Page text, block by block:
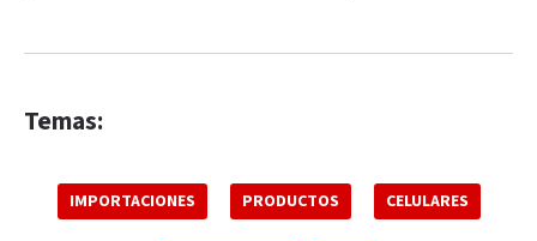
Temas:
IMPORTACIONES PRODUCTOS CELULARES